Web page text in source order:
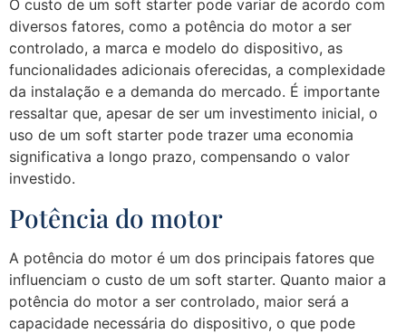
O custo de um soft starter pode variar de acordo com
diversos fatores, como a potência do motor a ser
controlado, a marca e modelo do dispositivo, as
funcionalidades adicionais oferecidas, a complexidade
da instalação e a demanda do mercado. É importante
ressaltar que, apesar de ser um investimento inicial, o
uso de um soft starter pode trazer uma economia
significativa a longo prazo, compensando o valor
investido.
Potência do motor
A potência do motor é um dos principais fatores que
influenciam o custo de um soft starter. Quanto maior a
potência do motor a ser controlado, maior será a
capacidade necessária do dispositivo, o que pode